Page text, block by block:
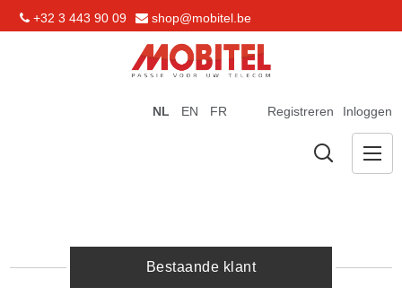
+32 3 443 90 09 shop@mobitel.be
Registreren Inloggen
NL EN FR
Bestaande klant